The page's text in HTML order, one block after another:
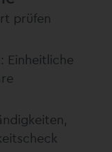
prüfen
Einheitliche